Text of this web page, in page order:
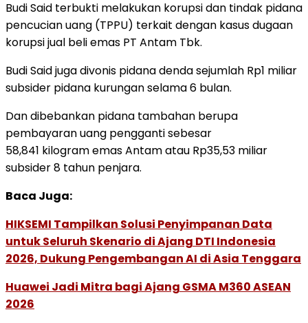
Budi Said terbukti melakukan korupsi dan tindak pidana
pencucian uang (TPPU) terkait dengan kasus dugaan
korupsi jual beli emas PT Antam Tbk.
Budi Said juga divonis pidana denda sejumlah Rp1 miliar
subsider pidana kurungan selama 6 bulan.
Dan dibebankan pidana tambahan berupa
pembayaran uang pengganti sebesar
58,841 kilogram emas Antam atau Rp35,53 miliar
subsider 8 tahun penjara.
Baca Juga:
HIKSEMI Tampilkan Solusi Penyimpanan Data
untuk Seluruh Skenario di Ajang DTI Indonesia
2026, Dukung Pengembangan AI di Asia Tenggara
Huawei Jadi Mitra bagi Ajang GSMA M360 ASEAN
2026